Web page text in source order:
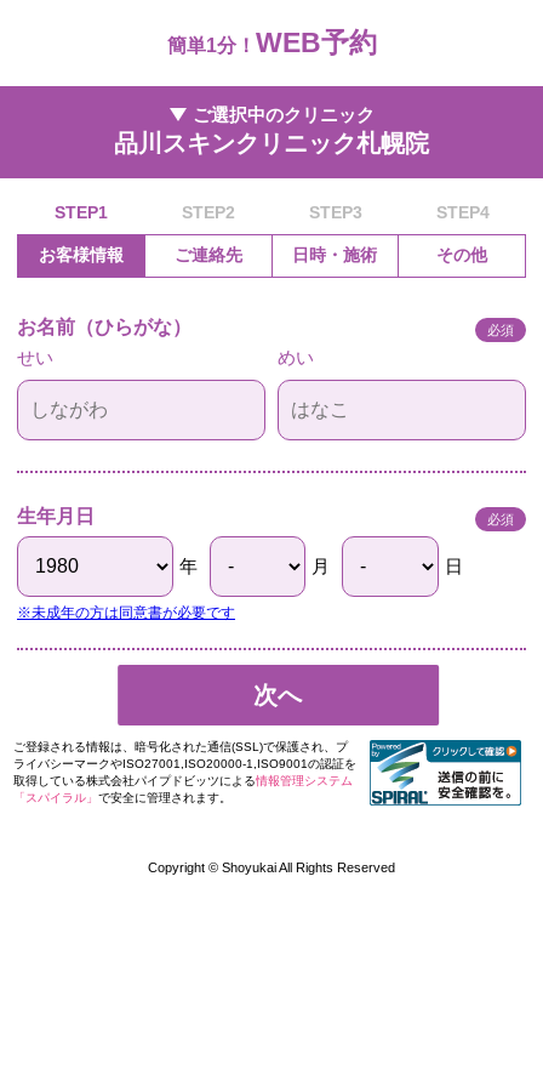
簡単1分！ WEB予約
ご選択中のクリニック
品川スキンクリニック札幌院
STEP1 STEP2 STEP3 STEP4
お客様情報 ご連絡先 日時・施術 その他
お名前（ひらがな） 必須
せい めい
生年月日 必須
年 月 日
※未成年の方は同意書が必要です
次へ
ご登録される情報は、暗号化された通信(SSL)で保護され、プ
ライバシーマークやISO27001,ISO20000-1,ISO9001の認証を
取得している株式会社パイプドビッツによる情報管理システム
「スパイラル」 で安全に管理されます。
Copyright © Shoyukai All Rights Reserved